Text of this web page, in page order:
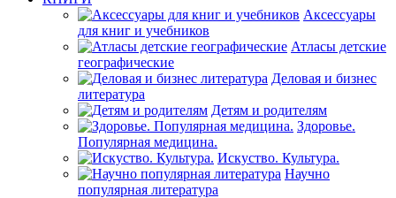
Аксессуары
для книг и учебников
Атласы детские
географические
Деловая и бизнес
литература
Детям и родителям
Здоровье.
Популярная медицина.
Искуство. Культура.
Научно
популярная литература